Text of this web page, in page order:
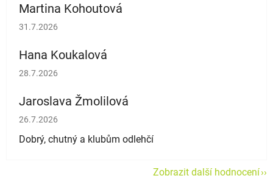
Martina Kohoutová
Hodnocení obchodu je 5 z 5 hvězdiček.
31.7.2026
Hana Koukalová
Hodnocení obchodu je 5 z 5 hvězdiček.
28.7.2026
Jaroslava Žmolilová
Hodnocení obchodu je 5 z 5 hvězdiček.
26.7.2026
Dobrý, chutný a klubům odlehčí
Zobrazit další hodnocení